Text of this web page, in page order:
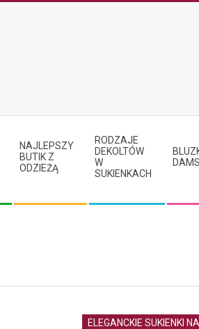
NAJLEPSZY
BUTIK Z
ODZIEŻĄ
RODZAJE
DEKOLTÓW
W
SUKIENKACH
ELEGANCKIE SUKIENKI